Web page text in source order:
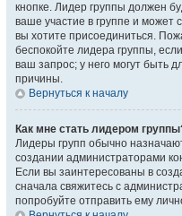
кнопке. Лидер группы должен
ваше участие в группе и может
вы хотите присоединиться.
беспокойте лидера группы,
ваш запрос; у него могут быть
причины.
Вернуться к началу
Как мне стать лидером
Лидеры групп обычно
создании администраторами
Если вы заинтересованы в
сначала свяжитесь с
попробуйте отправить ему